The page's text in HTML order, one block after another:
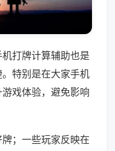
打牌计算辅助也是
特别是在大家手机
戏体验，避免影响
；一些玩家反映在